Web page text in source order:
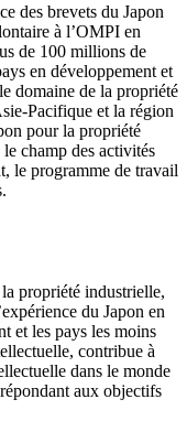
des brevets du Japon
à l’OMPI en
de 100 millions de
en développement et
domaine de la propriété
Pacifique et la région
pour la propriété
champ des activités
le programme de travail
propriété industrielle,
du Japon en
et les pays les moins
contribue à
dans le monde
aux objectifs